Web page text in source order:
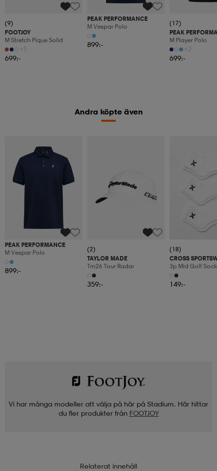
(9)
FOOTJOY
M Stretch Pique Solid
+5
699:-
PEAK PERFORMANCE
M Vespar Polo
899:-
(17)
PEAK
M Player Polo
+2
699:-
Andra köpte även
PEAK PERFORMANCE
M Vespar Polo
899:-
(2)
TAYLOR MADE
Tm26 Tour Radar
359:-
(18)
CROSS
3p Mid Golf Sock
149:-
Vi har många modeller att välja på här på Stadium. Här hittar
du fler produkter från FOOTJOY
Relaterat innehåll